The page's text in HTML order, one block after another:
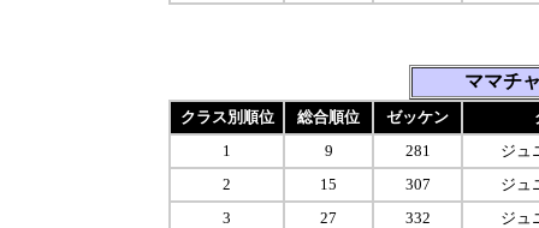
ママチ
クラス別順位 総合順位 ゼッケン
1
9 281
ジュ
2
15 307
ジュ
3
27 332
ジュ